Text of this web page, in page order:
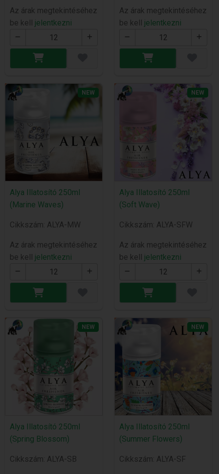
Az árak megtekintéséhez
be kell jelentkezni
Az árak megtekintéséhez
be kell jelentkezni
NEW
Alya Illatosító 250ml
(Marine Waves)
Cikkszám: ALYA-MW
Az árak megtekintéséhez
be kell jelentkezni
NEW
Alya Illatosító 250ml
(Soft Wave)
Cikkszám: ALYA-SFW
Az árak megtekintéséhez
be kell jelentkezni
NEW
Alya Illatosító 250ml
(Spring Blossom)
Cikkszám: ALYA-SB
NEW
Alya Illatosító 250ml
(Summer Flowers)
Cikkszám: ALYA-SF